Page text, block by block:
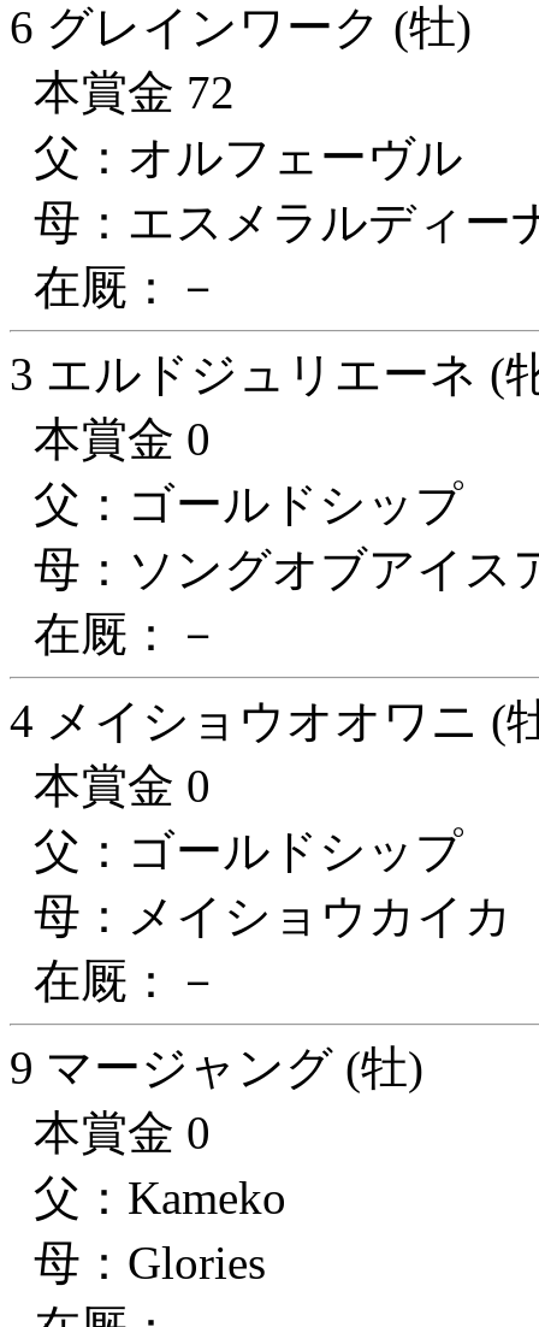
6 グレインワーク (牡)
本賞金 72
父：オルフェーヴル
母：エスメラルディー
在厩：－
3 エルドジュリエーネ (
本賞金 0
父：ゴールドシップ
母：ソングオブアイス
在厩：－
4 メイショウオオワニ (
本賞金 0
父：ゴールドシップ
母：メイショウカイカ
在厩：－
9 マージャング (牡)
本賞金 0
父：Kameko
母：Glories